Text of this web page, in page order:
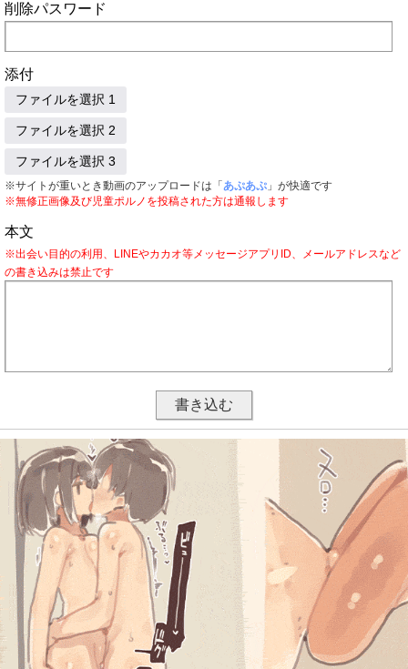
削除パスワード
添付
ファイルを選択 1
ファイルを選択 2
ファイルを選択 3
※サイトが重いとき動画のアップロードは「 あぷあぷ 」が快適です
※無修正画像及び児童ポルノを投稿された方は通報します
本文
※出会い目的の利用、LINEやカカオ等メッセージアプリID、メールアドレスなど
の書き込みは禁止です